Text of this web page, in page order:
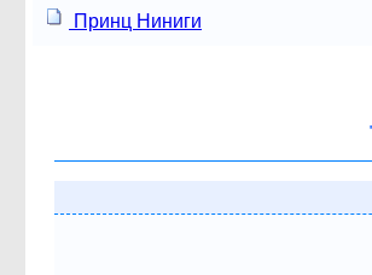
Принц Ниниги